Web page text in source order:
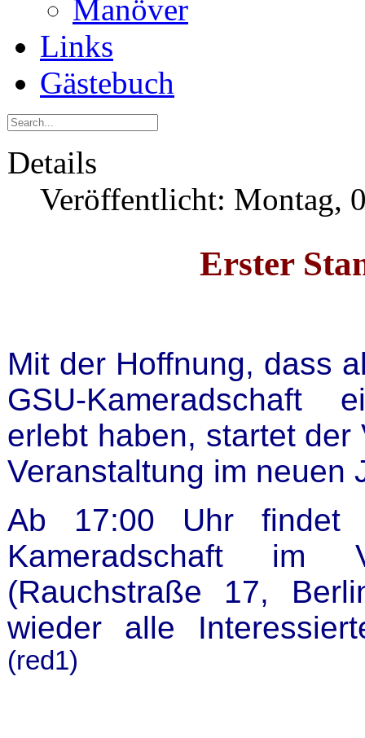
Manöver
Links
Gästebuch
Details
Veröffentlicht: Montag,
Erster
Mit der Hoffnung, dass
GSU-Kameradschaft
erlebt haben, startet
Veranstaltung im neuen
Ab 17:00 Uhr findet
Kameradschaft im
(Rauchstraße 17,
wieder alle
(red1)